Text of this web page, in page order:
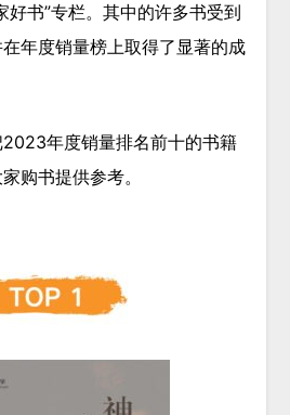
好书”专栏。其中的许多书受到
年度销量榜上取得了显著的成
年度销量排名前十的书籍
购书提供参考。